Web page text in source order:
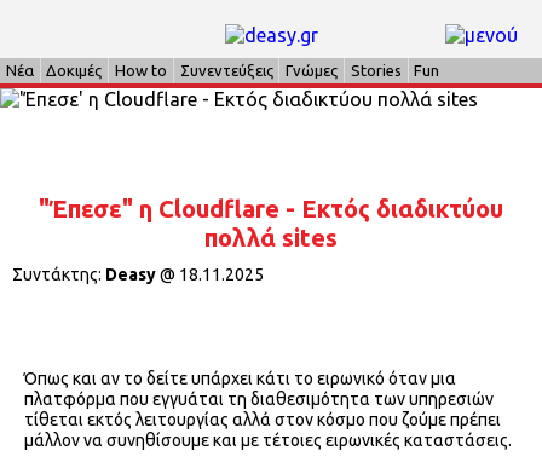
Νέα Δοκιμές How to Συνεντεύξεις Γνώμες Stories Fun
"Έπεσε" η Cloudflare - Εκτός διαδικτύου
πολλά sites
Συντάκτης: Deasy@ 18.11.2025
Όπως και αν το δείτε υπάρχει κάτι το ειρωνικό όταν μια
πλατφόρμα που εγγυάται τη διαθεσιμότητα των υπηρεσιών
τίθεται εκτός λειτουργίας αλλά στον κόσμο που ζούμε πρέπει
μάλλον να συνηθίσουμε και με τέτοιες ειρωνικές καταστάσεις.